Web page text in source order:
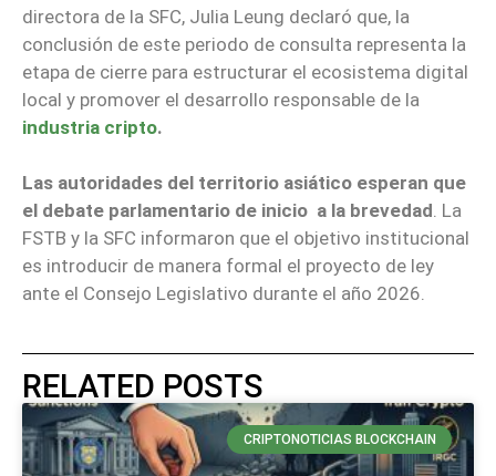
directora de la SFC, Julia Leung declaró que, la
conclusión de este periodo de consulta representa la
etapa de cierre para estructurar el ecosistema digital
local y promover el desarrollo responsable de la
industria cripto.
Las autoridades del territorio asiático esperan que
el debate parlamentario de inicio a la brevedad. La
FSTB y la SFC informaron que el objetivo institucional
es introducir de manera formal el proyecto de ley
ante el Consejo Legislativo durante el año 2026.
RELATED POSTS
CRIPTONOTICIAS BLOCKCHAIN